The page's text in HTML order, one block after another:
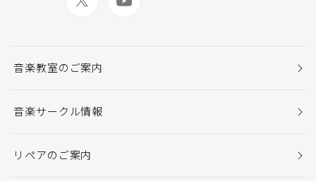
音楽教室のご案内
音楽サークル情報
リペアのご案内